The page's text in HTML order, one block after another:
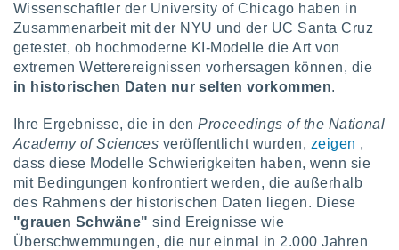
sind,
weiterhin
Sie
In
werden
dass wir
die für die
der
Wissenschaftler der University of Chicago haben in
Zusammenarbeit mit der NYU und der UC Santa Cruz
getestet, ob hochmoderne KI-Modelle die Art von
extremen Wetterereignissen vorhersagen können, die
in historischen Daten nur selten vorkommen.
Ihre Ergebnisse, die in denProceedings of the National
Academy of Sciences veröffentlicht wurden, zeigen ,
dass diese Modelle Schwierigkeiten haben, wenn sie
mit Bedingungen konfrontiert werden, die außerhalb
des Rahmens der historischen Daten liegen. Diese
"grauen Schwäne"sind Ereignisse wie
Überschwemmungen, die nur einmal in 2.000 Jahren